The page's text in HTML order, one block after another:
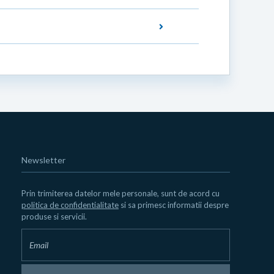
Newsletter
Prin trimiterea datelor mele personale, sunt de acord cu
politica de confidentialitate si sa primesc informatii despre
produse si servicii.